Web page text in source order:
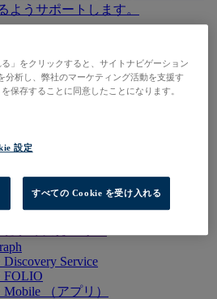
ようサポートします。
げ、既存、もしくは新規の市場で
を高めます。
Service
FOLIO
Mobile （アプリ）
る」をクリックすると、サイトナビゲーション
分析し、弊社のマーケティング活動を支援す
保存することに同意したことになります。
設定
すべての Cookie を受け入れる